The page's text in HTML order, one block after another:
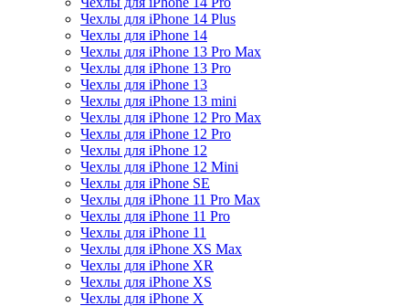
Чехлы для iPhone 14 Plus
Чехлы для iPhone 14
Чехлы для iPhone 13 Pro Max
Чехлы для iPhone 13 Pro
Чехлы для iPhone 13
Чехлы для iPhone 13 mini
Чехлы для iPhone 12 Pro Max
Чехлы для iPhone 12 Pro
Чехлы для iPhone 12
Чехлы для iPhone 12 Mini
Чехлы для iPhone SE
Чехлы для iPhone 11 Pro Max
Чехлы для iPhone 11 Pro
Чехлы для iPhone 11
Чехлы для iPhone XS Max
Чехлы для iPhone XR
Чехлы для iPhone XS
Чехлы для iPhone X